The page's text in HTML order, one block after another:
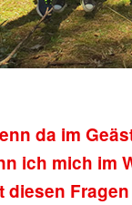
da im
ich mich im
diesen